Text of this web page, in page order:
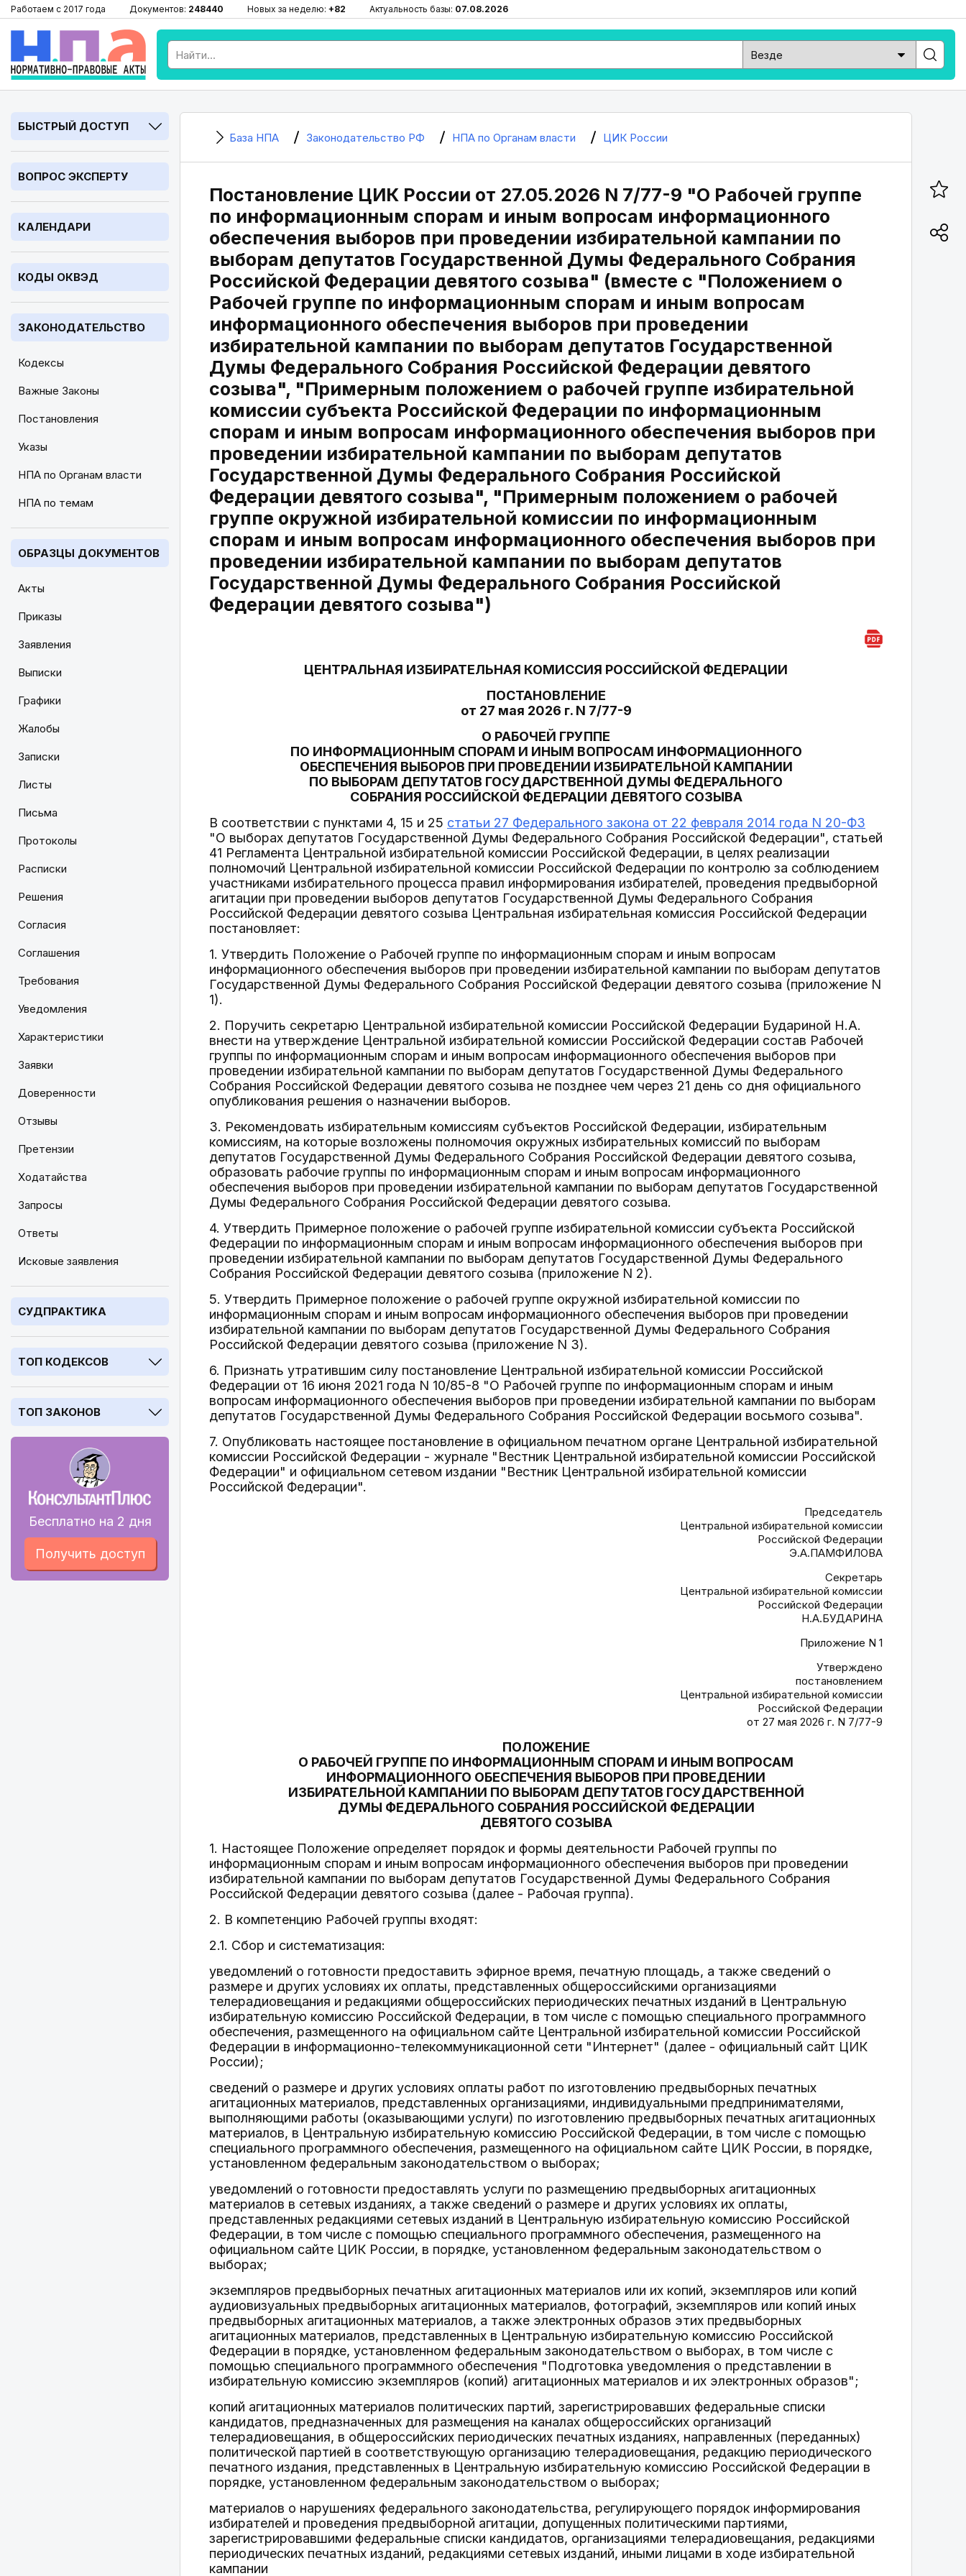
Работаем с 2017 года Документов: 248440 Новых за неделю: +82 Актуальность базы: 07.08.2026
БЫСТРЫЙ ДОСТУП
ВОПРОС ЭКСПЕРТУ
КАЛЕНДАРИ
КОДЫ ОКВЭД
ЗАКОНОДАТЕЛЬСТВО
Кодексы
Важные Законы
Постановления
Указы
НПА по Органам власти
НПА по темам
ОБРАЗЦЫ ДОКУМЕНТОВ
Акты
Приказы
Заявления
Выписки
Графики
Жалобы
Записки
Листы
Письма
Протоколы
Расписки
Решения
Согласия
Соглашения
Требования
Уведомления
Характеристики
Заявки
Доверенности
Отзывы
Претензии
Ходатайства
Запросы
Ответы
Исковые заявления
СУДПРАКТИКА
ТОП КОДЕКСОВ
ТОП ЗАКОНОВ
Бесплатно на 2 дня
Получить доступ
База НПА Законодательство РФ НПА по Органам власти ЦИК России
Постановление ЦИК России от 27.05.2026 N 7/77-9 "О Рабочей группе
по информационным спорам и иным вопросам информационного
обеспечения выборов при проведении избирательной кампании по
выборам депутатов Государственной Думы Федерального Собрания
Российской Федерации девятого созыва" (вместе с "Положением о
Рабочей группе по информационным спорам и иным вопросам
информационного обеспечения выборов при проведении
избирательной кампании по выборам депутатов Государственной
Думы Федерального Собрания Российской Федерации девятого
созыва", "Примерным положением о рабочей группе избирательной
комиссии субъекта Российской Федерации по информационным
спорам и иным вопросам информационного обеспечения выборов при
проведении избирательной кампании по выборам депутатов
Государственной Думы Федерального Собрания Российской
Федерации девятого созыва", "Примерным положением о рабочей
группе окружной избирательной комиссии по информационным
спорам и иным вопросам информационного обеспечения выборов при
проведении избирательной кампании по выборам депутатов
Государственной Думы Федерального Собрания Российской
Федерации девятого созыва")
ЦЕНТРАЛЬНАЯ ИЗБИРАТЕЛЬНАЯ КОМИССИЯ РОССИЙСКОЙ ФЕДЕРАЦИИ
ПОСТАНОВЛЕНИЕ
от 27 мая 2026 г. N 7/77-9
О РАБОЧЕЙ ГРУППЕ
ПО ИНФОРМАЦИОННЫМ СПОРАМ И ИНЫМ ВОПРОСАМ ИНФОРМАЦИОННОГО
ОБЕСПЕЧЕНИЯ ВЫБОРОВ ПРИ ПРОВЕДЕНИИ ИЗБИРАТЕЛЬНОЙ КАМПАНИИ
ПО ВЫБОРАМ ДЕПУТАТОВ ГОСУДАРСТВЕННОЙ ДУМЫ ФЕДЕРАЛЬНОГО
СОБРАНИЯ РОССИЙСКОЙ ФЕДЕРАЦИИ ДЕВЯТОГО СОЗЫВА
В соответствии с пунктами 4, 15 и 25 статьи 27 Федерального закона от 22 февраля 2014 года N 20-ФЗ
"О выборах депутатов Государственной Думы Федерального Собрания Российской Федерации", статьей
41 Регламента Центральной избирательной комиссии Российской Федерации, в целях реализации
полномочий Центральной избирательной комиссии Российской Федерации по контролю за соблюдением
участниками избирательного процесса правил информирования избирателей, проведения предвыборной
агитации при проведении выборов депутатов Государственной Думы Федерального Собрания
Российской Федерации девятого созыва Центральная избирательная комиссия Российской Федерации
постановляет:
1. Утвердить Положение о Рабочей группе по информационным спорам и иным вопросам
информационного обеспечения выборов при проведении избирательной кампании по выборам депутатов
Государственной Думы Федерального Собрания Российской Федерации девятого созыва (приложение N
1).
2. Поручить секретарю Центральной избирательной комиссии Российской Федерации Будариной Н.А.
внести на утверждение Центральной избирательной комиссии Российской Федерации состав Рабочей
группы по информационным спорам и иным вопросам информационного обеспечения выборов при
проведении избирательной кампании по выборам депутатов Государственной Думы Федерального
Собрания Российской Федерации девятого созыва не позднее чем через 21 день со дня официального
опубликования решения о назначении выборов.
3. Рекомендовать избирательным комиссиям субъектов Российской Федерации, избирательным
комиссиям, на которые возложены полномочия окружных избирательных комиссий по выборам
депутатов Государственной Думы Федерального Собрания Российской Федерации девятого созыва,
образовать рабочие группы по информационным спорам и иным вопросам информационного
обеспечения выборов при проведении избирательной кампании по выборам депутатов Государственной
Думы Федерального Собрания Российской Федерации девятого созыва.
4. Утвердить Примерное положение о рабочей группе избирательной комиссии субъекта Российской
Федерации по информационным спорам и иным вопросам информационного обеспечения выборов при
проведении избирательной кампании по выборам депутатов Государственной Думы Федерального
Собрания Российской Федерации девятого созыва (приложение N 2).
5. Утвердить Примерное положение о рабочей группе окружной избирательной комиссии по
информационным спорам и иным вопросам информационного обеспечения выборов при проведении
избирательной кампании по выборам депутатов Государственной Думы Федерального Собрания
Российской Федерации девятого созыва (приложение N 3).
6. Признать утратившим силу постановление Центральной избирательной комиссии Российской
Федерации от 16 июня 2021 года N 10/85-8 "О Рабочей группе по информационным спорам и иным
вопросам информационного обеспечения выборов при проведении избирательной кампании по выборам
депутатов Государственной Думы Федерального Собрания Российской Федерации восьмого созыва".
7. Опубликовать настоящее постановление в официальном печатном органе Центральной избирательной
комиссии Российской Федерации - журнале "Вестник Центральной избирательной комиссии Российской
Федерации" и официальном сетевом издании "Вестник Центральной избирательной комиссии
Российской Федерации".
Председатель
Центральной избирательной комиссии
Российской Федерации
Э.А.ПАМФИЛОВА
Секретарь
Центральной избирательной комиссии
Российской Федерации
Н.А.БУДАРИНА
Приложение N 1
Утверждено
постановлением
Центральной избирательной комиссии
Российской Федерации
от 27 мая 2026 г. N 7/77-9
ПОЛОЖЕНИЕ
О РАБОЧЕЙ ГРУППЕ ПО ИНФОРМАЦИОННЫМ СПОРАМ И ИНЫМ ВОПРОСАМ
ИНФОРМАЦИОННОГО ОБЕСПЕЧЕНИЯ ВЫБОРОВ ПРИ ПРОВЕДЕНИИ
ИЗБИРАТЕЛЬНОЙ КАМПАНИИ ПО ВЫБОРАМ ДЕПУТАТОВ ГОСУДАРСТВЕННОЙ
ДУМЫ ФЕДЕРАЛЬНОГО СОБРАНИЯ РОССИЙСКОЙ ФЕДЕРАЦИИ
ДЕВЯТОГО СОЗЫВА
1. Настоящее Положение определяет порядок и формы деятельности Рабочей группы по
информационным спорам и иным вопросам информационного обеспечения выборов при проведении
избирательной кампании по выборам депутатов Государственной Думы Федерального Собрания
Российской Федерации девятого созыва (далее - Рабочая группа).
2. В компетенцию Рабочей группы входят:
2.1. Сбор и систематизация:
уведомлений о готовности предоставить эфирное время, печатную площадь, а также сведений о
размере и других условиях их оплаты, представленных общероссийскими организациями
телерадиовещания и редакциями общероссийских периодических печатных изданий в Центральную
избирательную комиссию Российской Федерации, в том числе с помощью специального программного
обеспечения, размещенного на официальном сайте Центральной избирательной комиссии Российской
Федерации в информационно-телекоммуникационной сети "Интернет" (далее - официальный сайт ЦИК
России);
сведений о размере и других условиях оплаты работ по изготовлению предвыборных печатных
агитационных материалов, представленных организациями, индивидуальными предпринимателями,
выполняющими работы (оказывающими услуги) по изготовлению предвыборных печатных агитационных
материалов, в Центральную избирательную комиссию Российской Федерации, в том числе с помощью
специального программного обеспечения, размещенного на официальном сайте ЦИК России, в порядке,
установленном федеральным законодательством о выборах;
уведомлений о готовности предоставлять услуги по размещению предвыборных агитационных
материалов в сетевых изданиях, а также сведений о размере и других условиях их оплаты,
представленных редакциями сетевых изданий в Центральную избирательную комиссию Российской
Федерации, в том числе с помощью специального программного обеспечения, размещенного на
официальном сайте ЦИК России, в порядке, установленном федеральным законодательством о
выборах;
экземпляров предвыборных печатных агитационных материалов или их копий, экземпляров или копий
аудиовизуальных предвыборных агитационных материалов, фотографий, экземпляров или копий иных
предвыборных агитационных материалов, а также электронных образов этих предвыборных
агитационных материалов, представленных в Центральную избирательную комиссию Российской
Федерации в порядке, установленном федеральным законодательством о выборах, в том числе с
помощью специального программного обеспечения "Подготовка уведомления о представлении в
избирательную комиссию экземпляров (копий) агитационных материалов и их электронных образов";
копий агитационных материалов политических партий, зарегистрировавших федеральные списки
кандидатов, предназначенных для размещения на каналах общероссийских организаций
телерадиовещания, в общероссийских периодических печатных изданиях, направленных (переданных)
политической партией в соответствующую организацию телерадиовещания, редакцию периодического
печатного издания, представленных в Центральную избирательную комиссию Российской Федерации в
порядке, установленном федеральным законодательством о выборах;
материалов о нарушениях федерального законодательства, регулирующего порядок информирования
избирателей и проведения предвыборной агитации, допущенных политическими партиями,
зарегистрировавшими федеральные списки кандидатов, организациями телерадиовещания, редакциями
периодических печатных изданий, редакциями сетевых изданий, иными лицами в ходе избирательной
кампании